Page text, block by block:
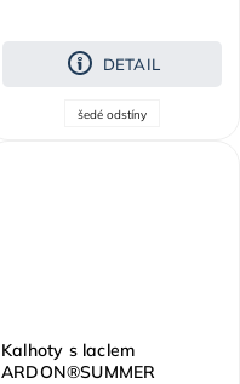
DETAIL
šedé odstíny
Kalhoty s laclem
ARDON®SUMMER